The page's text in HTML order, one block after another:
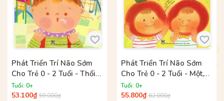
Phát Triển Trí Não Sớm
Cho Trẻ 0 - 2 Tuổi - Thổi
Phù Hết Đau
Tuổi: 0+
53.100₫ 59.000₫
Phát Triển Trí Não Sớm
Cho Trẻ 0 - 2 Tuổi - Một,
Hai, Ba, Bốn Quả Cà Chua
Căng Tròn
Tuổi: 0+
55.800₫ 62.000₫